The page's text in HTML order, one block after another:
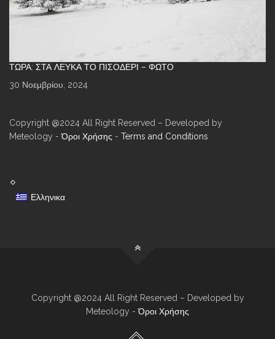
ΤΏΡΑ: ΣΤΑ ΛΕΥΚΆ ΤΟ ΠΙΣΟΔΈΡΙ – ΦΩΤΌ
30 Νοεμβρίου, 2024
Copyright @2024 All Right Reserved – Developed by
Meteology -Όροι Χρήσης - Terms and Conditions
Ελληνικα
Copyright @2024 All Right Reserved – Developed by
Meteology -Όροι Χρήσης